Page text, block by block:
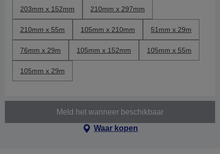
203mm x 152mm 210mm x 297mm
210mm x 55m 105mm x 210mm 51mm x 29m
76mm x 29m 105mm x 152mm 105mm x 55m
105mm x 29m
Meld het wanneer beschikbaar
Waar kopen